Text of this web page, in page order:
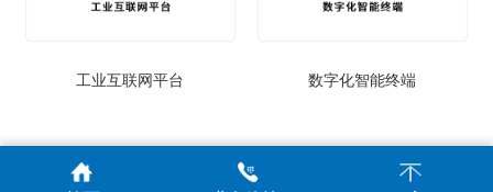
工业互联网平台 数字化智能终端